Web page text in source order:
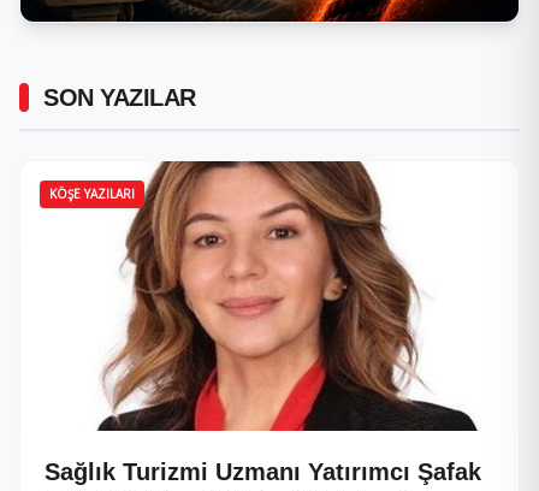
SON YAZILAR
KÖŞE YAZILARI
Sağlık Turizmi Uzmanı Yatırımcı Şafak